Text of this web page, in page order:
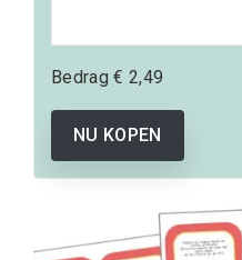
Bedrag€ 2,49
NU KOPEN